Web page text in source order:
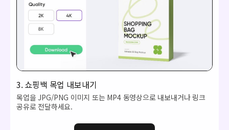
3. 쇼핑백 목업 내보내기
목업을 JPG/PNG 이미지 또는 MP4 동영상으로 내보내거나 링크
공유로 전달하세요.